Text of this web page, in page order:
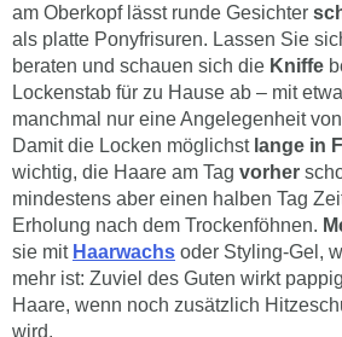
am Oberkopf lässt runde Gesichter
als platte Ponyfrisuren. Lassen Sie
beraten und schauen sich die Kniffe
Lockenstab für zu Hause ab – mit
manchmal nur eine Angelegenheit von
Damit die Locken möglichst lange in
wichtig, die Haare am Tag vorher
mindestens aber einen halben Tag
Erholung nach dem Trockenföhnen.
sie mit Haarwachs oder Styling-Gel,
mehr ist: Zuviel des Guten wirkt
Haare, wenn noch zusätzlich
wird.